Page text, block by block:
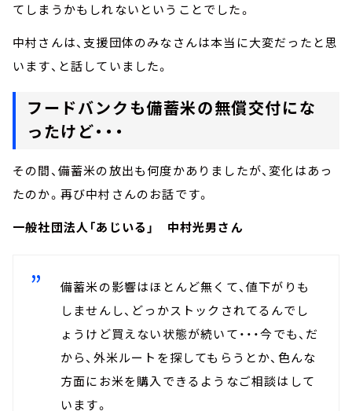
てしまうかもしれないということでした。
中村さんは、支援団体のみなさんは本当に大変だったと思
います、と話していました。
フードバンクも備蓄米の無償交付にな
ったけど・・・
その間、備蓄米の放出も何度かありましたが、変化はあっ
たのか。再び中村さんのお話です。
一般社団法人「あじいる」 中村光男さん
備蓄米の影響はほとんど無くて、値下がりも
しませんし、どっかストックされてるんでし
ょうけど買えない状態が続いて・・・今でも、だ
から、外米ルートを探してもらうとか、色んな
方面にお米を購入できるようなご相談はして
います。